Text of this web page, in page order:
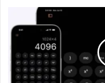
در نمایشگاه
فناوری اطلاعات